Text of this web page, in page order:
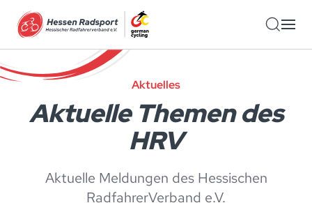
Zum Hauptinhalt springen
Aktuelles
Aktuelle Themen des
HRV
Aktuelle Meldungen des Hessischen
RadfahrerVerband e.V.